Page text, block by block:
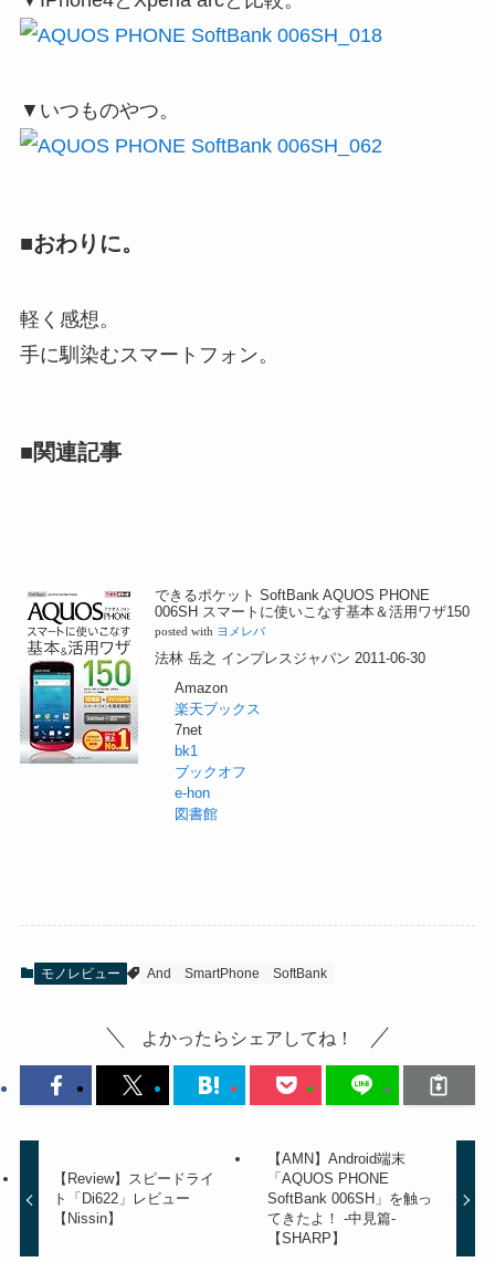
▼いつものやつ。
■おわりに。
軽く感想。
手に馴染むスマートフォン。
■関連記事
できるポケット SoftBank AQUOS PHONE
006SH スマートに使いこなす基本＆活用ワザ150
posted with ヨメレバ
法林 岳之 インプレスジャパン 2011-06-30
Amazon
楽天ブックス
7net
bk1
ブックオフ
e-hon
図書館
モノレビュー And SmartPhone SoftBank
よかったらシェアしてね！
【Review】スピードライ
ト「Di622」レビュー
【Nissin】
【AMN】Android端末
「AQUOS PHONE
SoftBank 006SH」を触っ
てきたよ！ -中見篇-
【SHARP】